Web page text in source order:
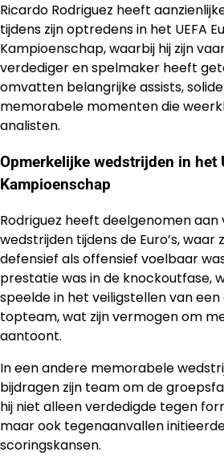
Ricardo Rodriguez heeft
tijdens zijn optredens in het UEFA
Kampioenschap, waarbij hij zijn
verdediger en spelmaker heeft
omvatten belangrijke assists,
memorabele momenten die
analisten.
Opmerkelijke wedstrijden in het
Kampioenschap
Rodriguez heeft deelgenomen
wedstrijden tijdens de Euro’s, waar
defensief als offensief voelbaar
prestatie was in de knockoutfase,
speelde in het veiligstellen van
topteam, wat zijn vermogen om
aantoont.
In een andere memorabele
bijdragen zijn team om de
hij niet alleen verdedigde tegen
maar ook tegenaanvallen
scoringskansen.